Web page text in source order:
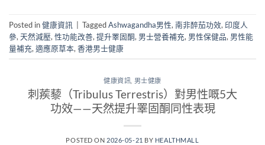
Posted in健康資訊 TaggedAshwagandha男性, 南非醉茄功效, 印度人
參, 天然減壓, 性功能改善, 提升睪固酮, 男士營養補充, 男性保健品, 男性能
量補充, 適應原草本, 香港男士健康
健康資訊 男士健康
刺蒺藜（Tribulus Terrestris）對男性嘅5大
功效——天然提升睪固酮同性表現
POSTED ON 2026-05-21 BY HEALTHMALL